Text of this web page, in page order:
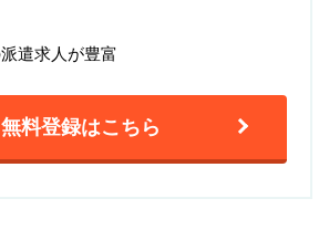
遣求人が豊富
無料登録はこちら